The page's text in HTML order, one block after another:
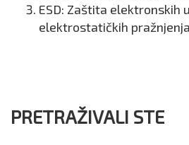
ESD: Zaštita elektronskih
elektrostatičkih pražnjenja
PRETRAŽIVALI STE